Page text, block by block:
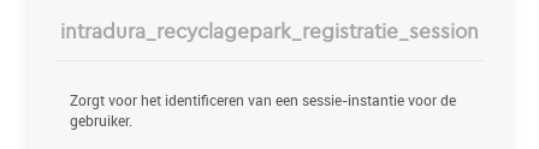
intradura_recyclagepark_registratie_session
Zorgt voor het identificeren van een sessie-instantie voor de
gebruiker.